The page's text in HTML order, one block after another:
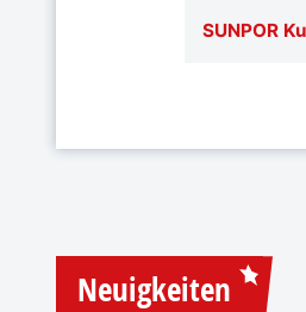
SUNPOR
Neuigkeiten